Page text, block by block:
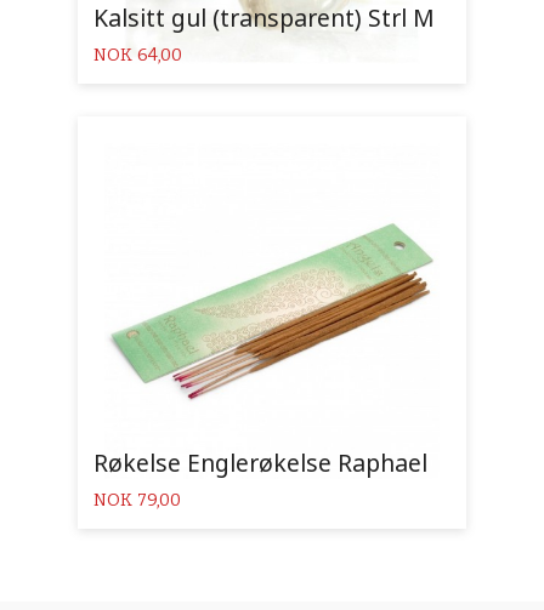
Kalsitt gul (transparent) Strl M
Pris
NOK 64,00
Røkelse Englerøkelse Raphael
Pris
NOK 79,00